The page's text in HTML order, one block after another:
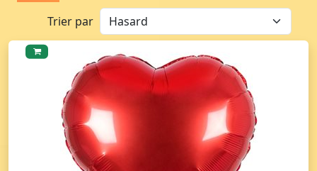
Trier par